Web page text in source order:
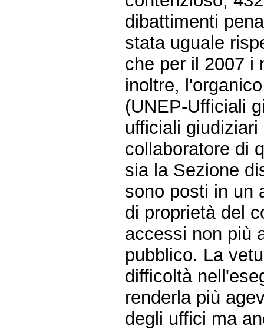
dibattimenti
stata uguale
che per il 2007 i
inoltre,
(UNEP-Ufficiali
ufficiali
collaboratore di
sia la Sezione
sono posti in un
di proprietà del
accessi non più
pubblico. La
difficoltà
renderla più
degli uffici ma